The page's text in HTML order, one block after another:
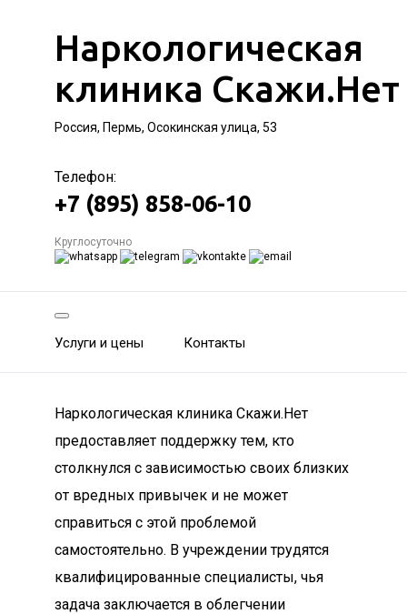
Наркологическая
клиника Скажи.Нет
Россия, Пермь, Осокинская улица, 53
Телефон:
+7 (895) 858-06-10
Круглосуточно
Услуги и цены Контакты
Наркологическая клиника Скажи.Нет
предоставляет поддержку тем, кто
столкнулся с зависимостью своих близких
от вредных привычек и не может
справиться с этой проблемой
самостоятельно. В учреждении трудятся
квалифицированные специалисты, чья
задача заключается в облегчении